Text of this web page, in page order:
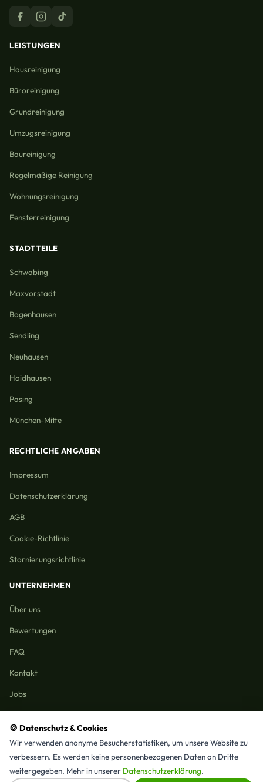
🍪 Datenschutz & Cookies
Wir verwenden anonyme Besucherstatistiken, um unsere Website zu
verbessern. Es werden keine personenbezogenen Daten an Dritte
weitergegeben. Mehr in unserer Datenschutzerklärung.
LEISTUNGEN
Hausreinigung
Büroreinigung
Grundreinigung
Umzugsreinigung
Baureinigung
Regelmäßige Reinigung
Wohnungsreinigung
Fensterreinigung
STADTTEILE
Schwabing
Maxvorstadt
Bogenhausen
Sendling
Neuhausen
Haidhausen
Pasing
München-Mitte
RECHTLICHE ANGABEN
Impressum
Datenschutzerklärung
AGB
Cookie-Richtlinie
Stornierungsrichtlinie
UNTERNEHMEN
Über uns
Bewertungen
FAQ
Kontakt
Jobs
Alle Leistungen & Stadtteile
⭐ 4,9/5 Google · 15 Bewertungen · Seit 2025 in München